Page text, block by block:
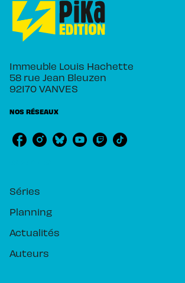
Immeuble Louis Hachette
58 rue Jean Bleuzen
92170 VANVES
NOS RÉSEAUX
Séries
Planning
Actualités
Auteurs